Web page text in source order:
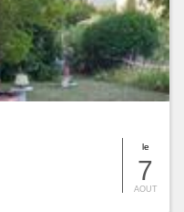
le
7
AOUT